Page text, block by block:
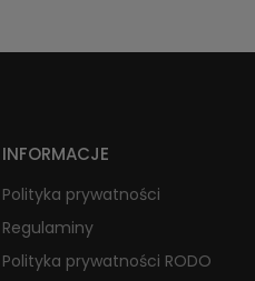
INFORMACJE
Polityka prywatności
Regulaminy
Polityka prywatności RODO